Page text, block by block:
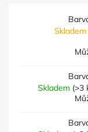
Skladem (>3